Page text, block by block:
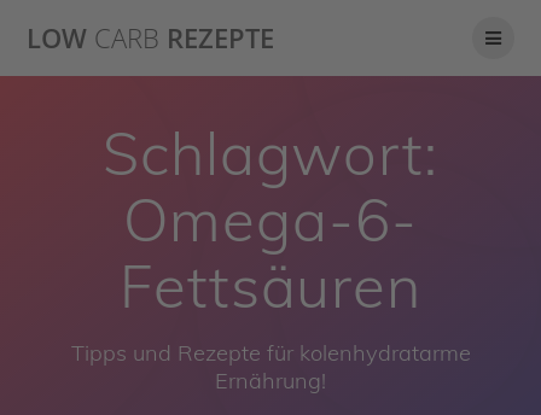
to
LOW CARB REZEPTE
Schlagwort:
Omega-6-
Fettsäuren
Tipps und Rezepte für kolenhydratarme
Ernährung!